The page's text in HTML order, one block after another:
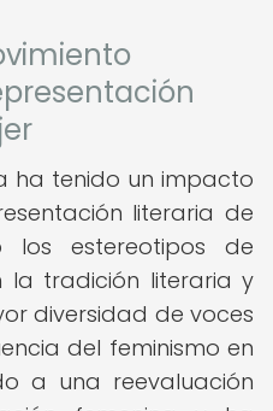
ha tenido un impacto
literaria de
los estereotipos de
la tradición literaria y
diversidad de voces
del feminismo en
a una reevaluación